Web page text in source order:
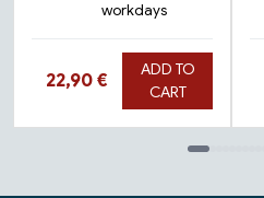
workdays
Hinta nyt
22,90 €
ADD TO
CART